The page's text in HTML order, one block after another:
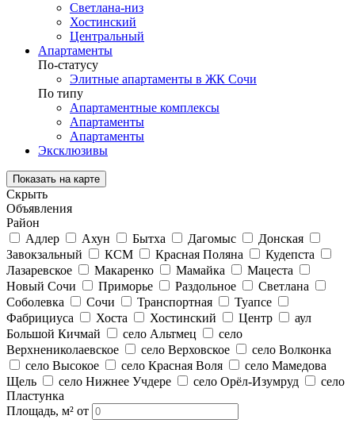
Светлана-низ
Хостинский
Центральный
Апартаменты
По-статусу
Элитные апартаменты в ЖК Сочи
По типу
Апартаментные комплексы
Апартаменты
Апартаменты
Эксклюзивы
Показать на карте
Скрыть
Объявления
Район
Адлер
Ахун Бытха Дагомыс
Донская
Завокзальный
КСМ Красная Поляна
Кудепста
Лазаревское
Макаренко Мамайка
Мацеста
Новый Сочи
Приморье Раздольное
Светлана
Соболевка
Сочи Транспортная
Туапсе
Фабрициуса
Хоста Хостинский Центр
аул
Большой Кичмай
село Альтмец
село
Верхнениколаевское
село Верховское
село Волконка
село Высокое
село Красная Воля
село Мамедова
Щель
село Нижнее Учдере село Орёл-Изумруд
село
Пластунка
Площадь, м² от